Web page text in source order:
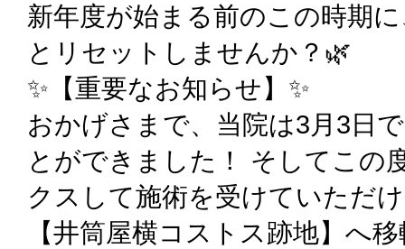
新年度が始まる前のこの時期
とリセットしませんか？🌿
✨【重要なお知らせ】✨
おかげさまで、当院は3月3日
とができました！ そしてこの
クスして施術を受けていただ
【井筒屋横コストス跡地】へ